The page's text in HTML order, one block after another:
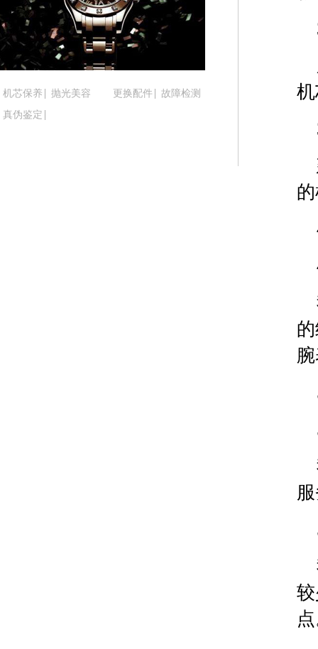
吉林省松原市宁江区五环大街腕表时光售后服务中
吉林省通化市东昌区环通乡江南大街腕表时光售后
辽宁省本溪市平山区胜利路腕表时光售后服务中心
辽宁省抚顺市新抚区东一路腕表时光售后服务中心
辽宁省葫芦岛市连山区中央路腕表时光售后服务中
辽宁省营口市站前区市府路与渤海大街交叉口腕
辽宁省沈阳市沈河区中街路137号亨得利名表维
辽宁省沈阳市沈河区中街路83号亨得利名表维修
北京市朝阳区建国门外大街甲6号华熙国际中心D
河北省保定市竞秀区朝阳北大街北国先天下腕表
内蒙古自治区巴彦淖尔市临河区新华街腕表时光
内蒙古自治区包头市青山区幸福路甲3号王府井百
内蒙古自治区鄂尔多斯市东胜区伊金霍洛街腕表
内蒙古自治区通辽市科尔沁区明仁大街腕表时光
内蒙古自治区乌海市海勃湾区人民南路腕表时光
内蒙古自治区锡林郭勒盟市锡林浩特市光明街与
内蒙古自治区兴安盟市乌兰浩特市兴安大街腕表
机芯保养 抛光美容 更换配件
故障检测
真伪鉴定